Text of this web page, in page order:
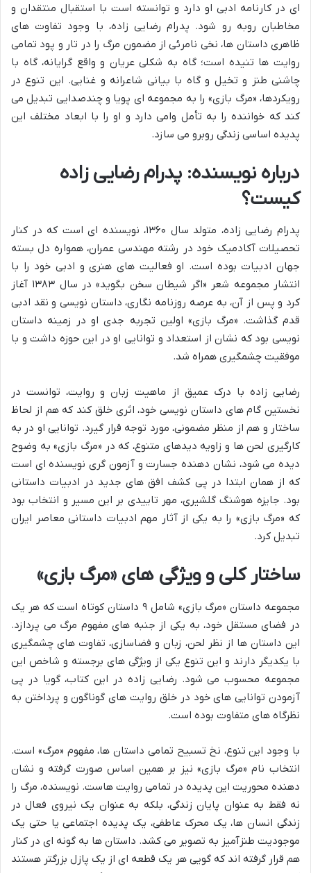
ای در کارنامه ادبی او دارد و توانسته است با استقبال منتقدان و
مخاطبان روبه رو شود. پدرام رضایی زاده، با وجود تفاوت های
ظاهری داستان ها، نخی نامرئی از مضمون مرگ را در تار و پود تمامی
روایت ها تنیده است؛ گاه به شکلی عریان و واقع گرایانه، گاه با
چاشنی طنز و تخیل و گاه با بیانی شاعرانه و غنایی. این تنوع در
رویکردها، «مرگ بازی» را به مجموعه ای پویا و چندصدایی تبدیل می
کند که خواننده را به تأمل وامی دارد و او را با ابعاد مختلف این
پدیده اساسی زندگی روبرو می سازد.
درباره نویسنده: پدرام رضایی زاده
کیست؟
پدرام رضایی زاده، متولد سال ۱۳۶۰، نویسنده ای است که در کنار
تحصیلات آکادمیک خود در رشته مهندسی عمران، همواره دل بسته
جهان ادبیات بوده است. او فعالیت های هنری و ادبی خود را با
انتشار مجموعه شعر «اگر شیطان سخن بگوید» در سال ۱۳۸۳ آغاز
کرد و پس از آن، به عرصه روزنامه نگاری، داستان نویسی و نقد ادبی
قدم گذاشت. «مرگ بازی» اولین تجربه جدی او در زمینه داستان
نویسی بود که نشان از استعداد و توانایی او در این حوزه داشت و با
موفقیت چشمگیری همراه شد.
رضایی زاده با درک عمیق از ماهیت زبان و روایت، توانست در
نخستین گام های داستان نویسی خود، اثری خلق کند که هم از لحاظ
ساختار و هم از منظر مضمونی، مورد توجه قرار گیرد. توانایی او در به
کارگیری لحن ها و زاویه دیدهای متنوع، که در «مرگ بازی» به وضوح
دیده می شود، نشان دهنده جسارت و آزمون گری نویسنده ای است
که از همان ابتدا در پی کشف افق های جدید در ادبیات داستانی
بود. جایزه هوشنگ گلشیری، مهر تاییدی بر این مسیر و انتخاب بود
که «مرگ بازی» را به یکی از آثار مهم ادبیات داستانی معاصر ایران
تبدیل کرد.
ساختار کلی و ویژگی های «مرگ بازی»
مجموعه داستان «مرگ بازی» شامل ۹ داستان کوتاه است که هر یک
در فضای مستقل خود، به یکی از جنبه های مفهوم مرگ می پردازد.
این داستان ها از نظر لحن، زبان و فضاسازی، تفاوت های چشمگیری
با یکدیگر دارند و این تنوع یکی از ویژگی های برجسته و شاخص این
مجموعه محسوب می شود. رضایی زاده در این کتاب، گویا در پی
آزمودن توانایی های خود در خلق روایت های گوناگون و پرداختن به
نظرگاه های متفاوت بوده است.
با وجود این تنوع، نخ تسبیح تمامی داستان ها، مفهوم «مرگ» است.
انتخاب نام «مرگ بازی» نیز بر همین اساس صورت گرفته و نشان
دهنده محوریت این پدیده در تمامی روایت هاست. نویسنده، مرگ را
نه فقط به عنوان پایان زندگی، بلکه به عنوان یک نیروی فعال در
زندگی انسان ها، یک محرک عاطفی، یک پدیده اجتماعی یا حتی یک
موجودیت طنزآمیز به تصویر می کشد. داستان ها به گونه ای در کنار
هم قرار گرفته اند که گویی هر یک قطعه ای از یک پازل بزرگتر هستند